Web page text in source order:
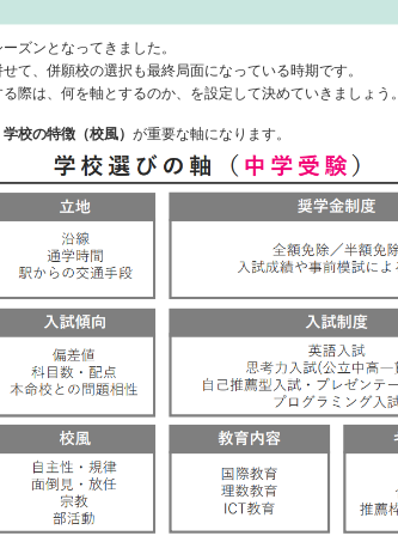
ズンとなってきました。
て、併願校の選択も最終局面になっている時期です。
際は、何を軸とするのか、を設定して決めていきましょう。
学校の特徴（校風） が重要な軸になります。